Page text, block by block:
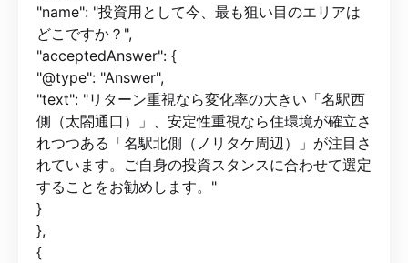
"name": "投資用として今、最も狙い目のエリアは
どこですか？",
"acceptedAnswer": {
"@type": "Answer",
"text": "リターン重視なら変化率の大きい「名駅西
側（太閤通口）」、安定性重視なら住環境が確立さ
れつつある「名駅北側（ノリタケ周辺）」が注目さ
れています。ご自身の投資スタンスに合わせて選定
することをお勧めします。"
}
},
{